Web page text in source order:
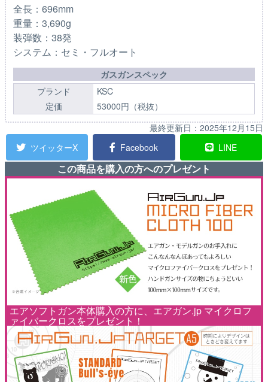
全長：696mm
重量：3,690g
装弾数：38発
システム：セミ・フルオート
ガスガンスペック
ブランド
KSC
定価
53000円（税抜）
最終更新日： 2025年12月15日
ツイッターX
Facebook LINE
この商品を購入の方へのプレゼント
エアソフトガン本体購入の方に、エアガン.jp マイクロフ
ァイバークロスをプレゼント！